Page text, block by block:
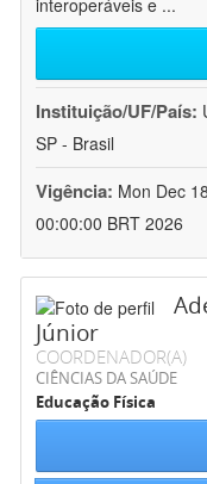
interoperáveis e ...
Instituição/UF/País:
SP - Brasil
Vigência: Mon Dec
00:00:00 BRT 2026
Júnior
COORDENADOR(A)
CIÊNCIAS DA SAÚDE
Educação Física